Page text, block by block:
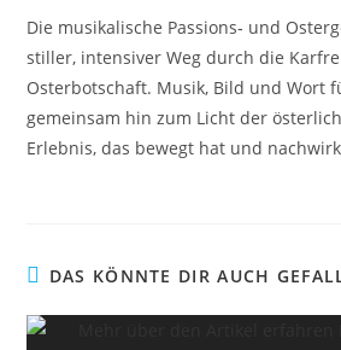
Die musikalische Passions‑ und
stiller, intensiver Weg durch die
Osterbotschaft. Musik, Bild und Wort
gemeinsam hin zum Licht der
Erlebnis, das bewegt hat und
DAS KÖNNTE DIR AUCH